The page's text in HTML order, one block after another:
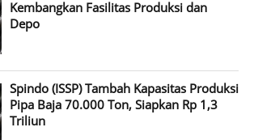
Kembangkan Fasilitas Produksi dan
Depo
Spindo (ISSP) Tambah Kapasitas Produksi
Pipa Baja 70.000 Ton, Siapkan Rp 1,3
Triliun